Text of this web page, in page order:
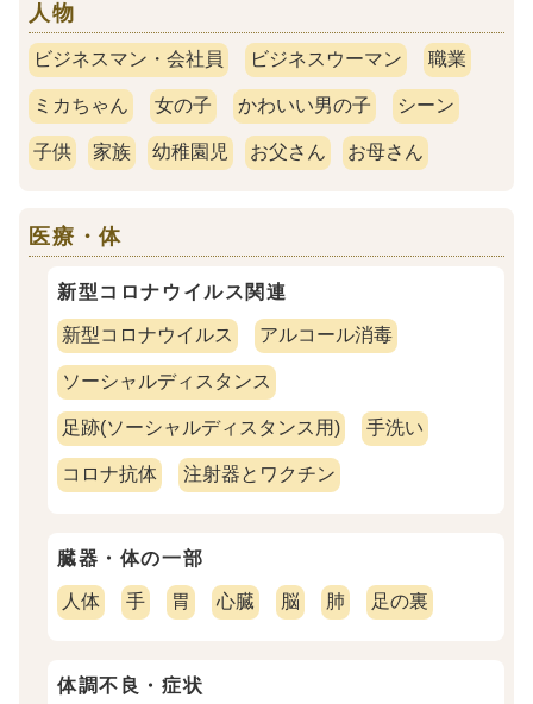
人物
ビジネスマン・会社員 ビジネスウーマン 職業
ミカちゃん 女の子 かわいい男の子 シーン
子供 家族 幼稚園児 お父さん お母さん
医療・体
新型コロナウイルス関連
新型コロナウイルス アルコール消毒
ソーシャルディスタンス
足跡(ソーシャルディスタンス用) 手洗い
コロナ抗体 注射器とワクチン
臓器・体の一部
人体 手 胃 心臓 脳 肺 足の裏
体調不良・症状